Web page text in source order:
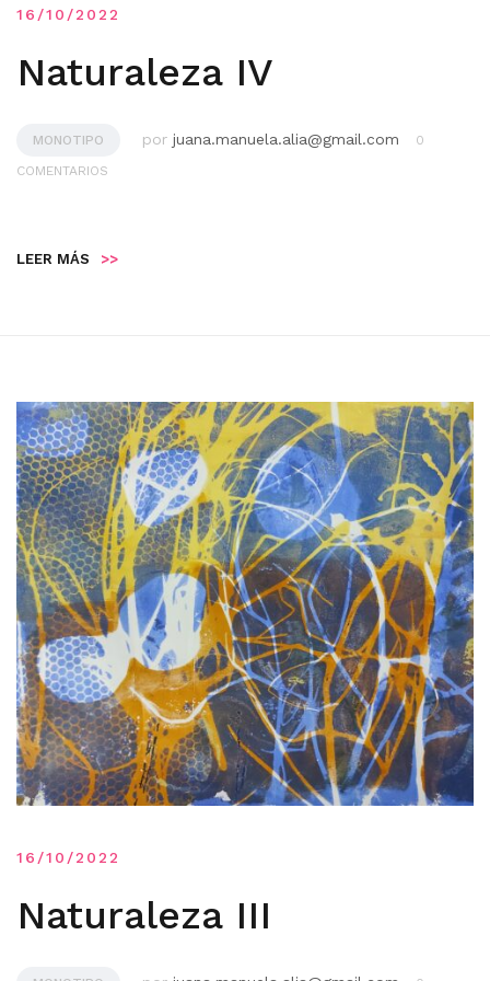
16/10/2022
Naturaleza IV
MONOTIPO por juana.manuela.alia@gmail.com
0
COMENTARIOS
LEER MÁS >>
16/10/2022
Naturaleza III